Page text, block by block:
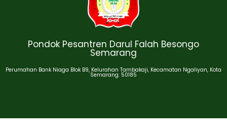
Pondok Pesantren Darul Falah Besongo
Semarang
Perumahan Bank Niaga Blok B9, Kelurahan Tambakaji, Kecamatan Ngaliyan, Kota
Semarang. 50185